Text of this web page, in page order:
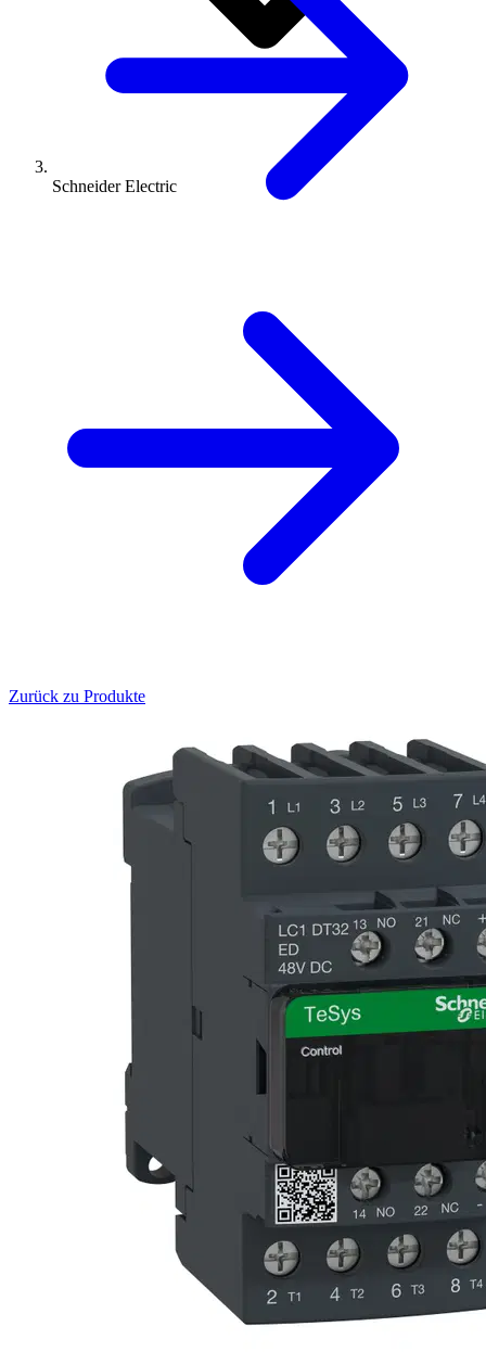
Schneider Electric
Zurück zu Produkte